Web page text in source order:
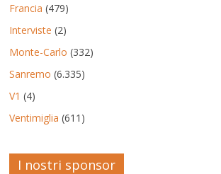
Francia (479)
Interviste (2)
Monte-Carlo (332)
Sanremo (6.335)
V1 (4)
Ventimiglia (611)
I nostri sponsor